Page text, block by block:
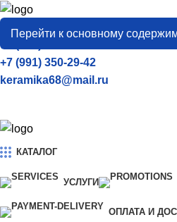
Перейти к основному
город
Тамбов
+7 (906) 657-33-54
+7 (991) 350-29-42
keramika68@mail.ru
КАТАЛОГ
УСЛУГИ
ОПЛАТА И